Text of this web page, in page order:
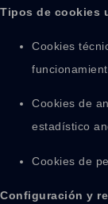
Tipos de cookies
Cookies
Cookies de
estadístico
Cookies de
Configuración y